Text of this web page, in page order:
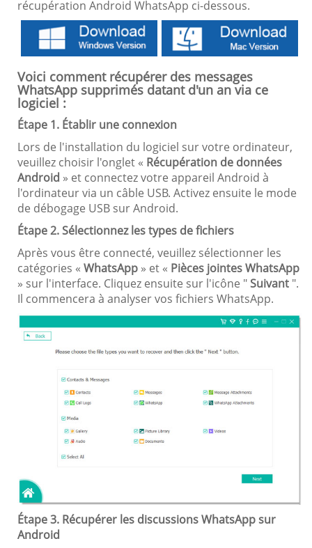
récupération Android WhatsApp ci-dessous.
Voici comment récupérer des messages
WhatsApp supprimés datant d'un an via ce
logiciel :
Étape 1. Établir une connexion
Lors de l'installation du logiciel sur votre ordinateur,
veuillez choisir l'onglet « Récupération de données
Android » et connectez votre appareil Android à
l'ordinateur via un câble USB. Activez ensuite le mode
de débogage USB sur Android.
Étape 2. Sélectionnez les types de fichiers
Après vous être connecté, veuillez sélectionner les
catégories « WhatsApp » et « Pièces jointes WhatsApp
» sur l'interface. Cliquez ensuite sur l'icône "Suivant ".
Il commencera à analyser vos fichiers WhatsApp.
Étape 3. Récupérer les discussions WhatsApp sur
Android